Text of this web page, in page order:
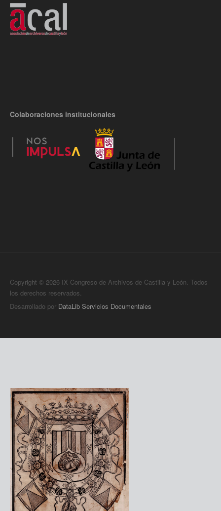
Colaboraciones institucionales
Copyright © 2026 IX Congreso de Archivos de Castilla y León. Todos
los derechos reservados.
Desarrollado por DataLib Servicios Documentales